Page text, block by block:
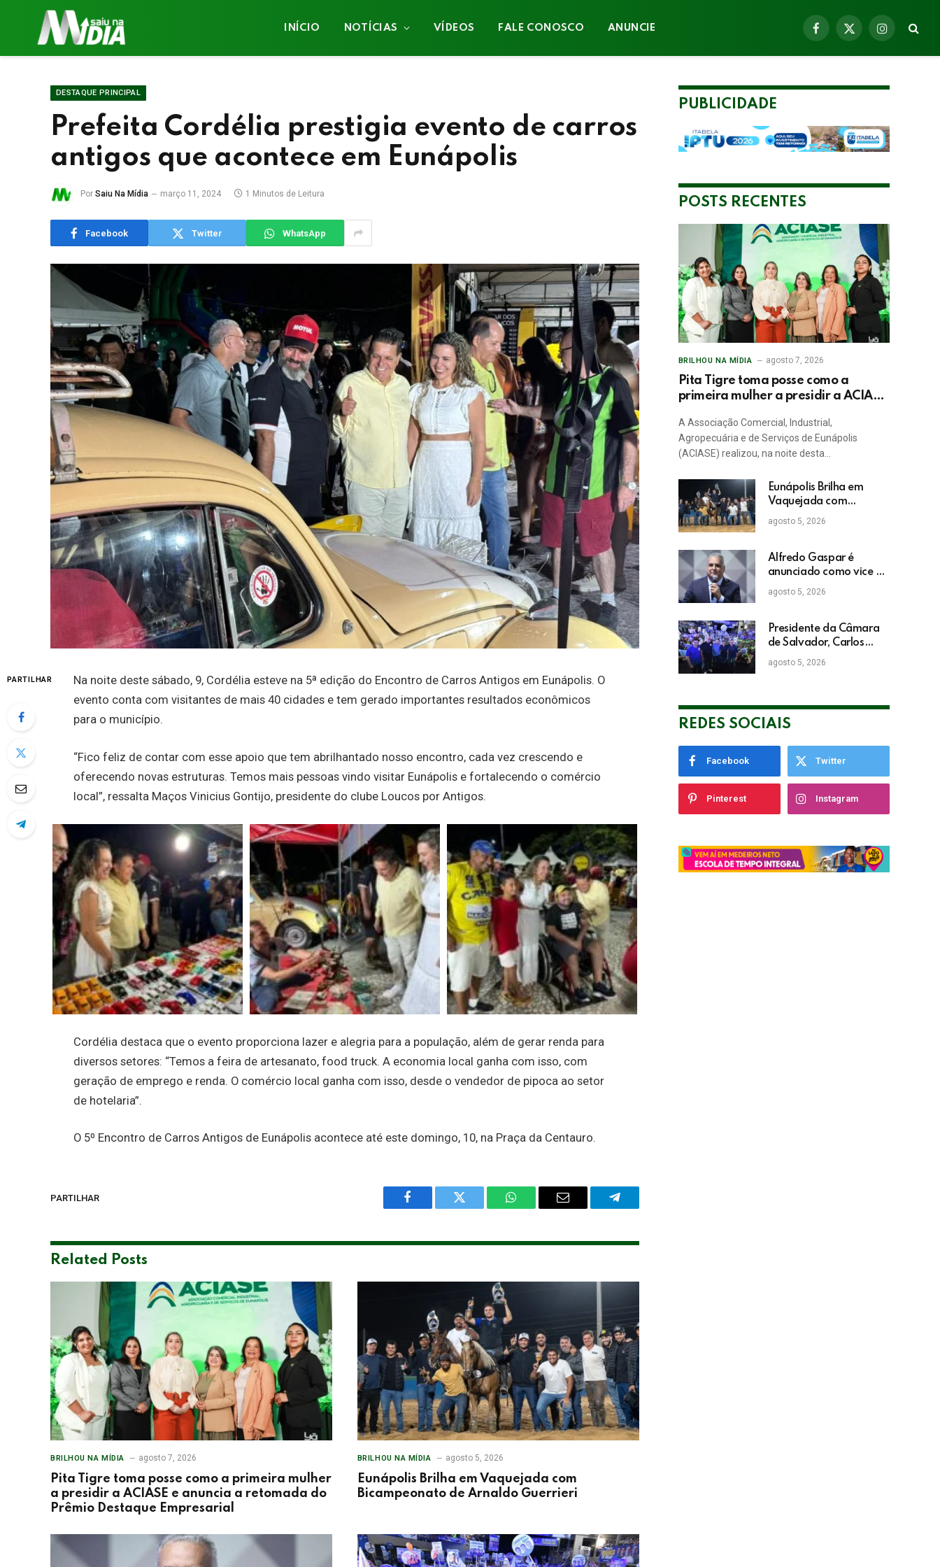
INÍCIO NOTÍCIAS VÍDEOS FALE CONOSCO ANUNCIE
Facebook
X
Instagram
DESTAQUE PRINCIPAL
Prefeita Cordélia prestigia evento de carros
antigos que acontece em Eunápolis
Por Saiu Na Mídia março 11, 2024 1 Minutos de Leitura
Facebook Twitter WhatsApp
PARTILHAR
Na noite deste sábado, 9, Cordélia esteve na 5ª edição do Encontro de Carros Antigos em Eunápolis. O
evento conta com visitantes de mais 40 cidades e tem gerado importantes resultados econômicos
para o município.
“Fico feliz de contar com esse apoio que tem abrilhantado nosso encontro, cada vez crescendo e
oferecendo novas estruturas. Temos mais pessoas vindo visitar Eunápolis e fortalecendo o comércio
local”, ressalta Maços Vinicius Gontijo, presidente do clube Loucos por Antigos.
Cordélia destaca que o evento proporciona lazer e alegria para a população, além de gerar renda para
diversos setores: “Temos a feira de artesanato, food truck. A economia local ganha com isso, com
geração de emprego e renda. O comércio local ganha com isso, desde o vendedor de pipoca ao setor
de hotelaria”.
O 5º Encontro de Carros Antigos de Eunápolis acontece até este domingo, 10, na Praça da Centauro.
PARTILHAR
Facebook Twitter WhatsAppEmail Telegram
Related Posts
BRILHOU NA MÍDIA agosto 7, 2026
Pita Tigre toma posse como a primeira mulher
a presidir a ACIASE e anuncia a retomada do
Prêmio Destaque Empresarial
BRILHOU NA MÍDIA agosto 5, 2026
Eunápolis Brilha em Vaquejada com
Bicampeonato de Arnaldo Guerrieri
PUBLICIDADE
POSTS RECENTES
BRILHOU NA MÍDIA agosto 7, 2026
Pita Tigre toma posse como a
primeira mulher a presidir a ACIASE
Destaque Empresarial
A Associação Comercial, Industrial,
Agropecuária e de Serviços de Eunápolis
(ACIASE) realizou, na noite desta…
Eunápolis Brilha em
Vaquejada com
Bicampeonato de
Arnaldo Guerrieri
agosto 5, 2026
Alfredo Gaspar é
anunciado como vice de
Flávio Bolsonaro
agosto 5, 2026
Presidente da Câmara
de Salvador, Carlos
Muniz confirma apoio a
ACM Neto: “Irei lutar
agosto 5, 2026
REDES SOCIAIS
Facebook Twitter
Pinterest Instagram